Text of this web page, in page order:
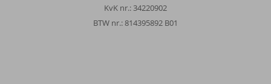
KvK nr.: 34220902
BTW nr.: 814395892 B01